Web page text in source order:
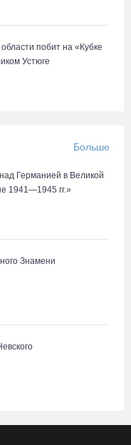
побит на «Кубке
Устюге
Больше
Германией в Великой
1941—1945 гг.»
Знамени